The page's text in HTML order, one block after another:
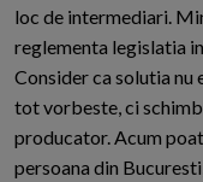
loc de intermediari.
reglementa legislatia
Consider ca solutia nu
tot vorbeste, ci
producator. Acum
persoana din